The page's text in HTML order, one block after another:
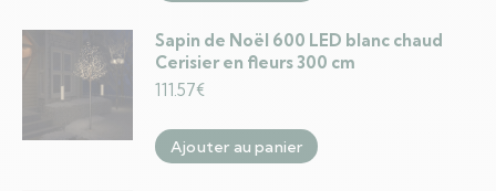
Sapin de Noël 600 LED blanc chaud
Cerisier en fleurs 300 cm
111.57€
Ajouter au panier